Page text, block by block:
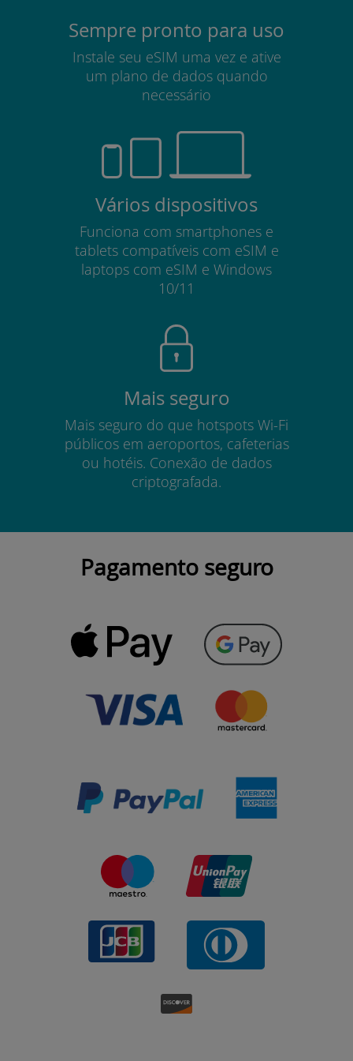
Sempre pronto para uso
Instale seu eSIM uma vez e ative
um plano de dados quando
necessário
Vários dispositivos
Funciona com smartphones e
tablets compatíveis com eSIM e
laptops com eSIM e Windows
10/11
Mais seguro
Mais seguro do que hotspots Wi-Fi
públicos em aeroportos, cafeterias
ou hotéis. Conexão de dados
criptografada.
Pagamento seguro